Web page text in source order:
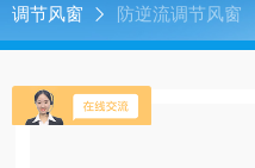
调节风窗
防逆流调节风窗